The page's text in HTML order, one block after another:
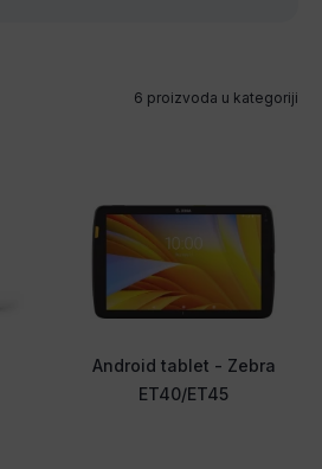
6 proizvoda u kategoriji
Android tablet - Zebra
ET40/ET45